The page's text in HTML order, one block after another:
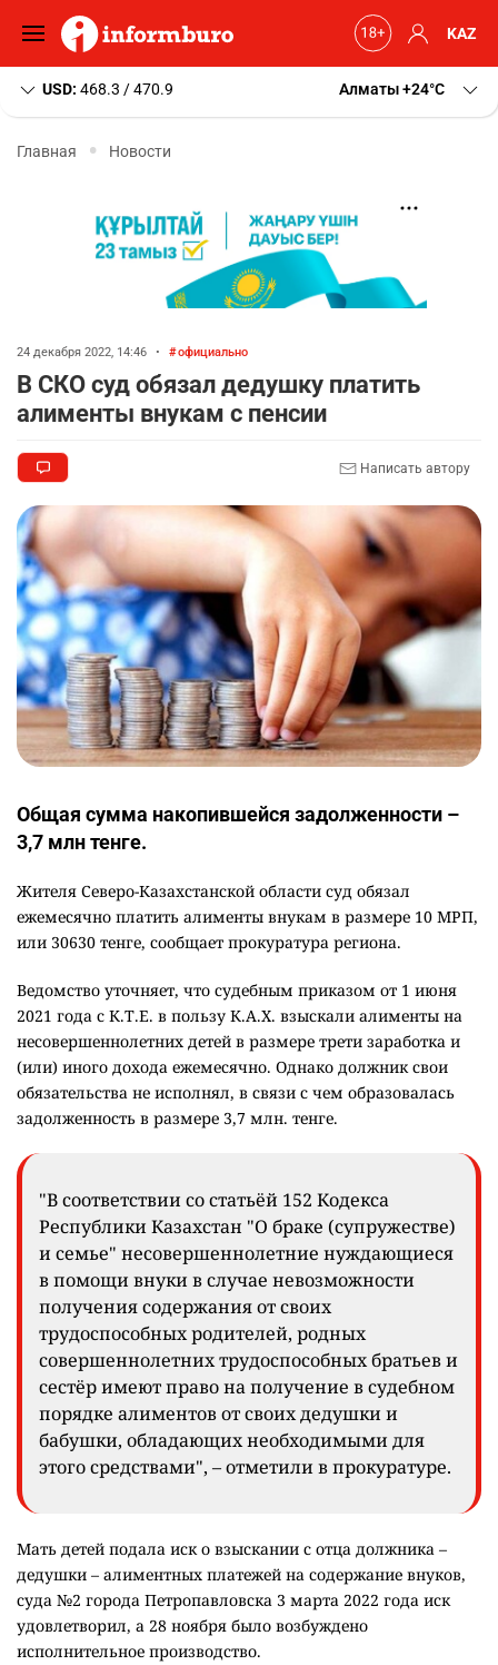
KAZ
USD: 468.3 / 470.9 Алматы+24 C
Главная Новости
24 декабря 2022, 14:46 • официально
В СКО суд обязал дедушку платить
алименты внукам с пенсии
Написать автору
Общая сумма накопившейся задолженности –
3,7 млн тенге.
Жителя Северо-Казахстанской области суд обязал
ежемесячно платить алименты внукам в размере 10 МРП,
или 30630 тенге, сообщает прокуратура региона.
Ведомство уточняет, что судебным приказом от 1 июня
2021 года с К.Т.Е. в пользу К.А.Х. взыскали алименты на
несовершеннолетних детей в размере трети заработка и
(или) иного дохода ежемесячно. Однако должник свои
обязательства не исполнял, в связи с чем образовалась
задолженность в размере 3,7 млн. тенге.
"В соответствии со статьёй 152 Кодекса
Республики Казахстан "О браке (супружестве)
и семье" несовершеннолетние нуждающиеся
в помощи внуки в случае невозможности
получения содержания от своих
трудоспособных родителей, родных
совершеннолетних трудоспособных братьев и
сестёр имеют право на получение в судебном
порядке алиментов от своих дедушки и
бабушки, обладающих необходимыми для
этого средствами", – отметили в прокуратуре.
Мать детей подала иск о взыскании с отца должника –
дедушки – алиментных платежей на содержание внуков,
суда №2 города Петропавловска 3 марта 2022 года иск
удовлетворил, а 28 ноября было возбуждено
исполнительное производство.